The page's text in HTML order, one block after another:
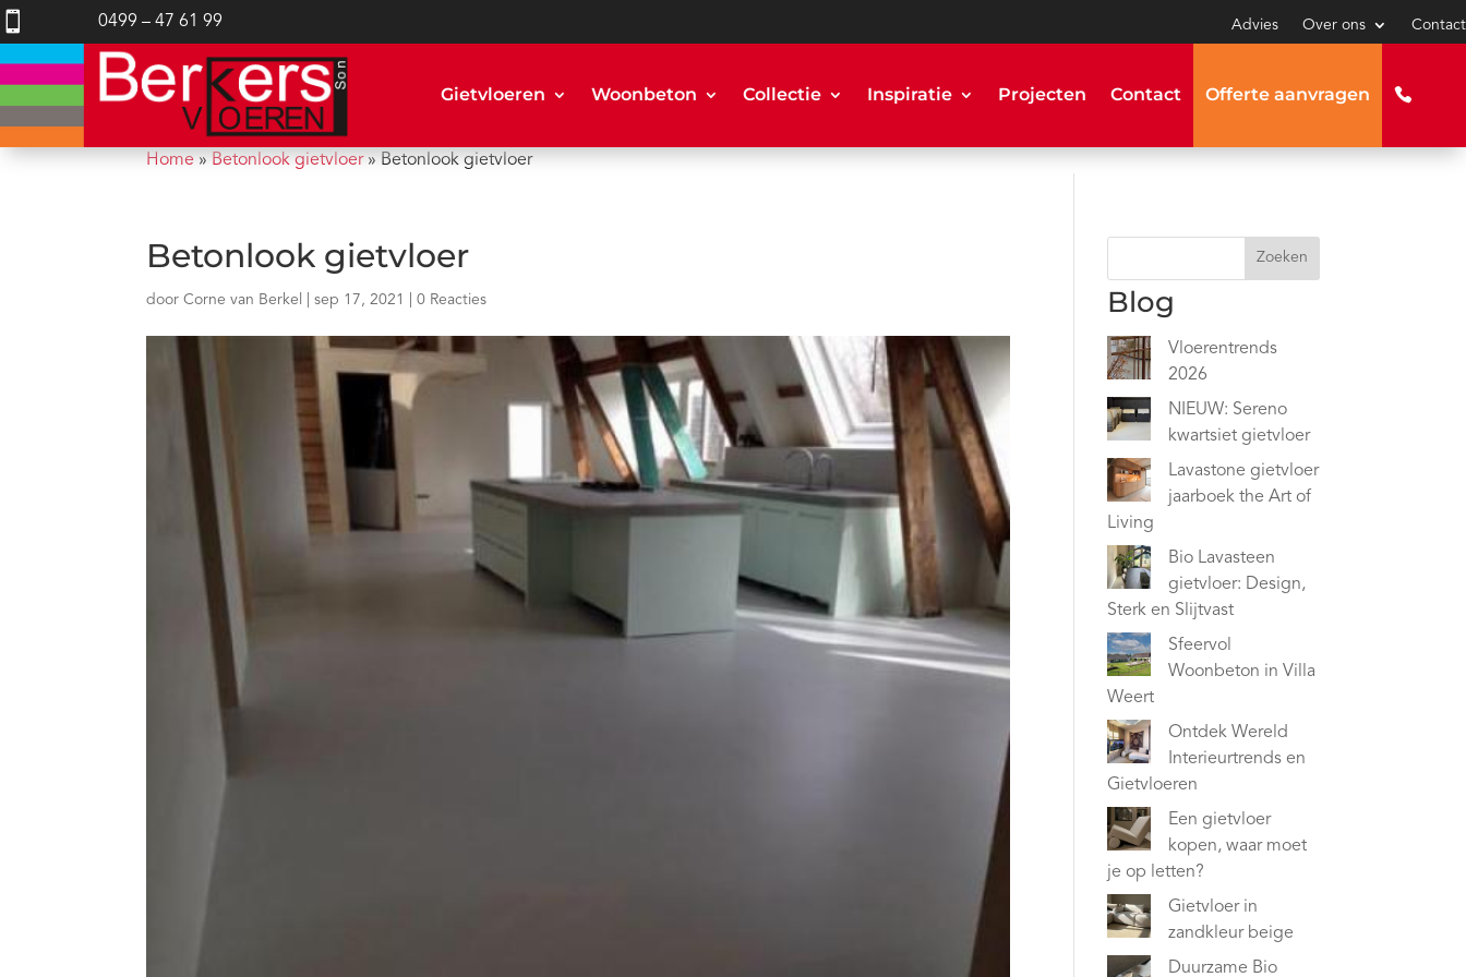
 0499 – 47 61 99 Advies Over ons Contact
Gietvloeren Woonbeton Collectie Inspiratie Projecten Contact Offerte aanvragen
Home » Betonlook gietvloer» Betonlook gietvloer
Betonlook gietvloer
doorCorne van Berkel |sep 17, 2021 |0 Reacties
Zoeken
Blog
Vloerentrends
2026
NIEUW: Sereno
kwartsiet gietvloer
Lavastone gietvloer
jaarboek the Art of
Living
Bio Lavasteen
gietvloer: Design,
Sterk en Slijtvast
Sfeervol
Woonbeton in Villa
Weert
Ontdek Wereld
Interieurtrends en
Gietvloeren
Een gietvloer
kopen, waar moet
je op letten?
Gietvloer in
zandkleur beige
Duurzame Bio